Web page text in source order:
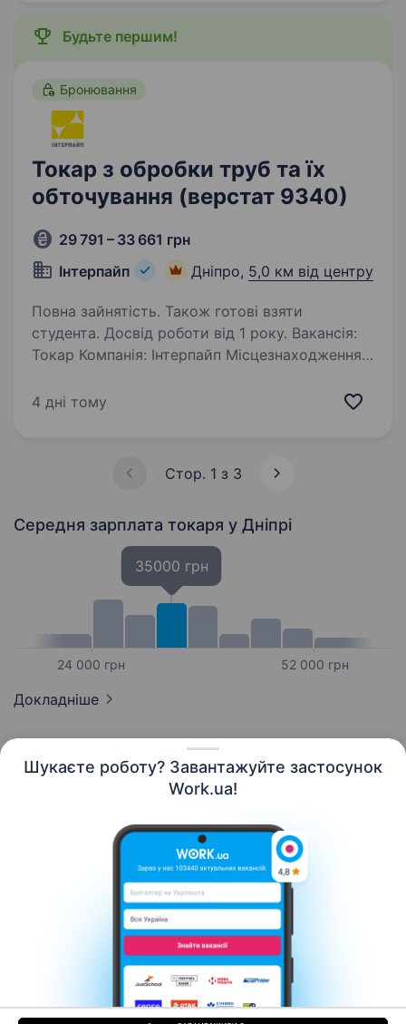
Шукаєте роботу? Завантажуйте застосунок
Work.ua!
з розширенням штату шукаємо…
Будьте першим!
Бронювання
Токар з обробки труб та їх
обточування (верстат 9340)
29 791 – 33 661 грн
Інтерпайп
Дніпро, 5,0 км від центру
Повна зайнятість. Також готові взяти
студента. Досвід роботи від 1 року. Вакансія:
Токар Компанія: Інтерпайп Місцезнаходження:
компанії: Інтерпайп — провідний виробник
4 дні тому
Стор. 1 з 3
Середня зарплата токаря у Дніпрі
24 000 грн
35000 грн
52 000 грн
Докладніше
Контакти Про нас
Кар’єра
Допомога Умови використання